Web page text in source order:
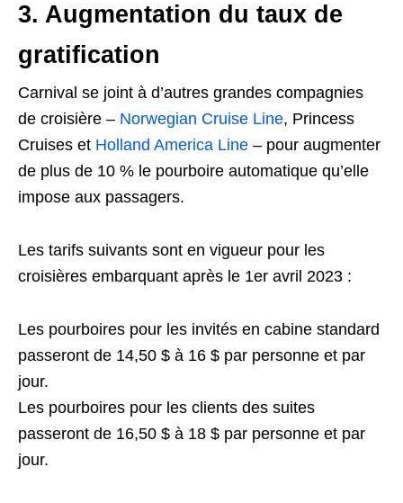
3. Augmentation du taux de
gratification
Carnival se joint à d’autres grandes compagnies
de croisière – Norwegian Cruise Line, Princess
Cruises et Holland America Line – pour augmenter
de plus de 10 % le pourboire automatique qu’elle
impose aux passagers.
Les tarifs suivants sont en vigueur pour les
croisières embarquant après le 1er avril 2023 :
Les pourboires pour les invités en cabine standard
passeront de 14,50 $ à 16 $ par personne et par
jour.
Les pourboires pour les clients des suites
passeront de 16,50 $ à 18 $ par personne et par
jour.